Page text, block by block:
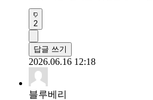
2
답글 쓰기
2026.06.16 12:18
블루베리